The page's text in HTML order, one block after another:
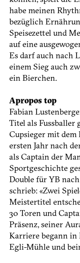
habe meinen
bezüglich
Speisezettel und
auf eine
Es darf auch nach
einem Sieg auch
ein Bierchen.
Apropos top
Fabian
Titel als Fussballer
Cupsieger mit dem
ersten Jahr nach
als Captain der
Sportgeschichte
Double für YB
schrieb: «Zwei
Meistertitel
30 Toren und
Präsenz, seiner
Karriere begann in
Egli-Mühle und